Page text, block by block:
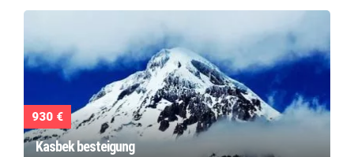
930 €
Kasbek besteigung